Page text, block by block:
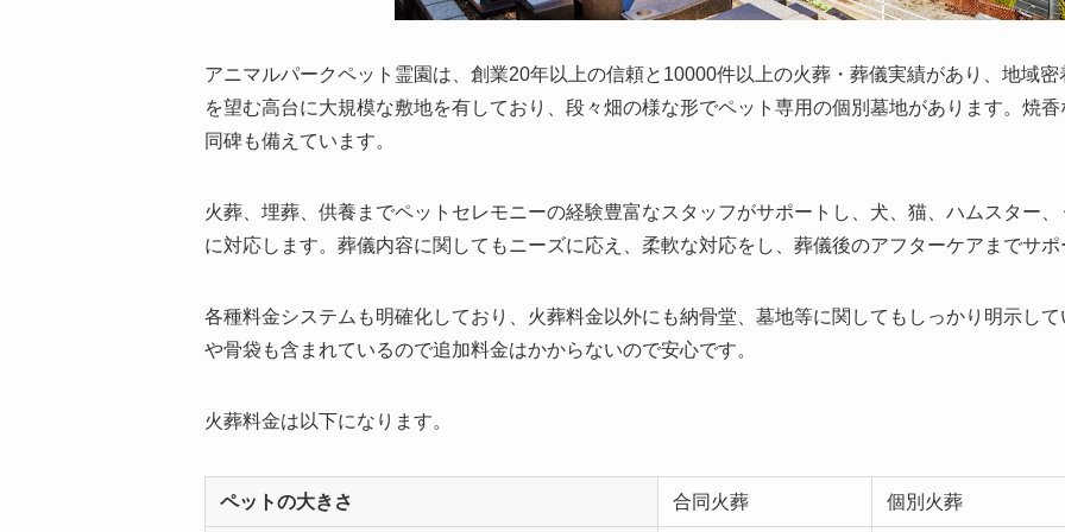
アニマルパークペット霊園は、創業20年以上の信頼と10000件以上の火葬・葬儀実績があり、地域
を望む高台に大規模な敷地を有しており、段々畑の様な形でペット専用の個別墓地があります。焼
同碑も備えています。
火葬、埋葬、供養までペットセレモニーの経験豊富なスタッフがサポートし、犬、猫、ハムスター
に対応します。葬儀内容に関してもニーズに応え、柔軟な対応をし、葬儀後のアフターケアまでサ
各種料金システムも明確化しており、火葬料金以外にも納骨堂、墓地等に関してもしっかり明示し
や骨袋も含まれているので追加料金はかからないので安心です。
火葬料金は以下になります。
ペットの大きさ 合同火葬 個別火葬